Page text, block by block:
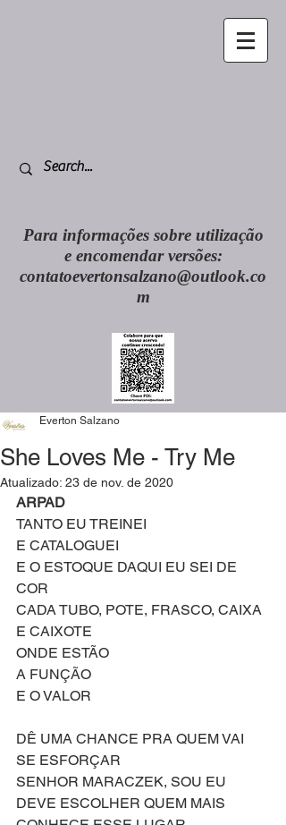
Para informações sobre utilização
e encomendar versões:
contatoevertonsalzano@outlook.co
m
She Loves Me - Try Me
Everton Salzano
Atualizado: 23 de nov. de 2020
ARPAD
TANTO EU TREINEI
E CATALOGUEI
E O ESTOQUE DAQUI EU SEI DE
COR
CADA TUBO, POTE, FRASCO, CAIXA
E CAIXOTE
ONDE ESTÃO
A FUNÇÃO
E O VALOR
DÊ UMA CHANCE PRA QUEM VAI
SE ESFORÇAR
SENHOR MARACZEK, SOU EU
DEVE ESCOLHER QUEM MAIS